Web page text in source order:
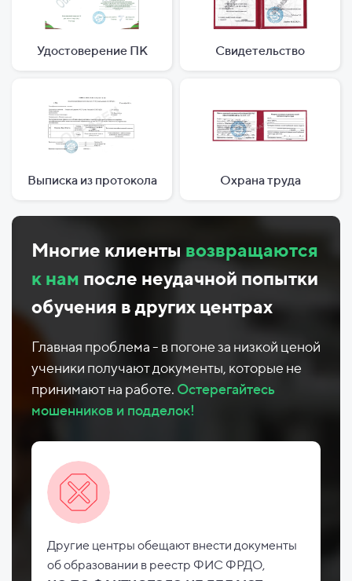
Удостоверение ПК Свидетельство
Выписка из протокола Охрана труда
Многие клиенты возвращаются
к нам после неудачной попытки
обучения в других центрах
Главная проблема - в погоне за низкой ценой
ученики получают документы, которые не
принимают на работе. Остерегайтесь
мошенников и подделок!
Другие центры обещают внести документы
обобразовании в реестр ФИС ФРДО,